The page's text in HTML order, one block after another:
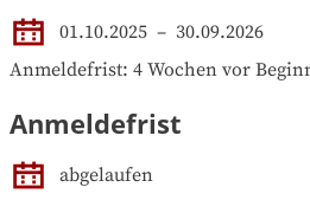
01.10.2025 – 30.09.2026
Anmeldefrist: 4 Wochen vor
Anmeldefrist
abgelaufen